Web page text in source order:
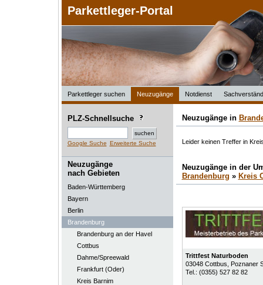
Parkettleger-Portal
Parkettleger suchen Neuzugänge Notdienst
PLZ-Schnellsuche
Google Suche Erweiterte Suche
Neuzugänge
nach Gebieten
Baden-Württemberg
Bayern
Berlin
Brandenburg
Brandenburg an der Havel
Cottbus
Dahme/Spreewald
Frankfurt (Oder)
Kreis Barnim
Neuzugänge in
Leider keinen Treffer in
Neuzugänge in der
Brandenburg » Kreis
Trittfest Naturboden
03048 Cottbus , Poznaner
Tel.: (0355) 527 82 82